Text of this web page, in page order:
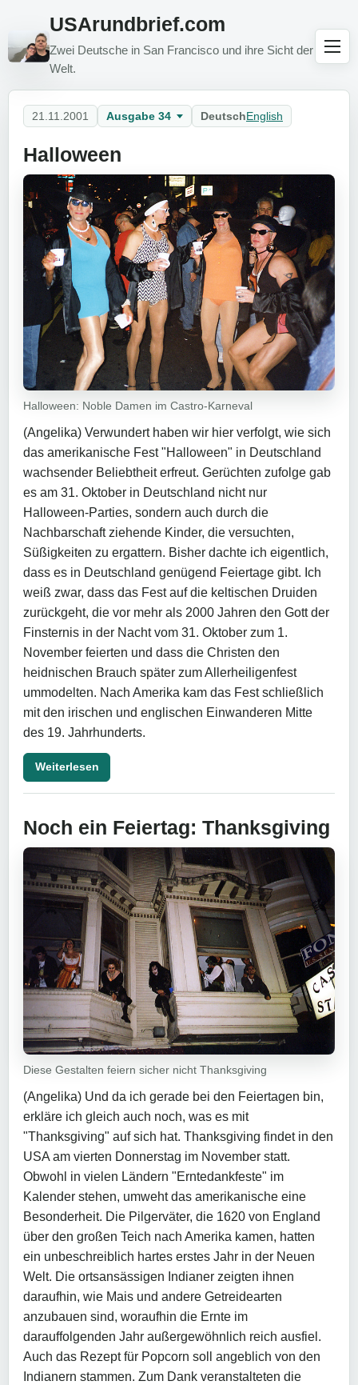
USArundbrief.com
Zwei Deutsche in San Francisco und ihre Sicht der
Welt.
21.11.2001 Ausgabe 34 DeutschEnglish
Halloween
Halloween: Noble Damen im Castro-Karneval
(Angelika) Verwundert haben wir hier verfolgt, wie sich
das amerikanische Fest "Halloween" in Deutschland
wachsender Beliebtheit erfreut. Gerüchten zufolge gab
es am 31. Oktober in Deutschland nicht nur
Halloween-Parties, sondern auch durch die
Nachbarschaft ziehende Kinder, die versuchten,
Süßigkeiten zu ergattern. Bisher dachte ich eigentlich,
dass es in Deutschland genügend Feiertage gibt. Ich
weiß zwar, dass das Fest auf die keltischen Druiden
zurückgeht, die vor mehr als 2000 Jahren den Gott der
Finsternis in der Nacht vom 31. Oktober zum 1.
November feierten und dass die Christen den
heidnischen Brauch später zum Allerheiligenfest
ummodelten. Nach Amerika kam das Fest schließlich
mit den irischen und englischen Einwanderen Mitte
des 19. Jahrhunderts.
Weiterlesen
Noch ein Feiertag: Thanksgiving
Diese Gestalten feiern sicher nicht Thanksgiving
(Angelika) Und da ich gerade bei den Feiertagen bin,
erkläre ich gleich auch noch, was es mit
"Thanksgiving" auf sich hat. Thanksgiving findet in den
USA am vierten Donnerstag im November statt.
Obwohl in vielen Ländern "Erntedankfeste" im
Kalender stehen, umweht das amerikanische eine
Besonderheit. Die Pilgerväter, die 1620 von England
über den großen Teich nach Amerika kamen, hatten
ein unbeschreiblich hartes erstes Jahr in der Neuen
Welt. Die ortsansässigen Indianer zeigten ihnen
daraufhin, wie Mais und andere Getreidearten
anzubauen sind, woraufhin die Ernte im
darauffolgenden Jahr außergewöhnlich reich ausfiel.
Auch das Rezept für Popcorn soll angeblich von den
Indianern stammen. Zum Dank veranstalteten die